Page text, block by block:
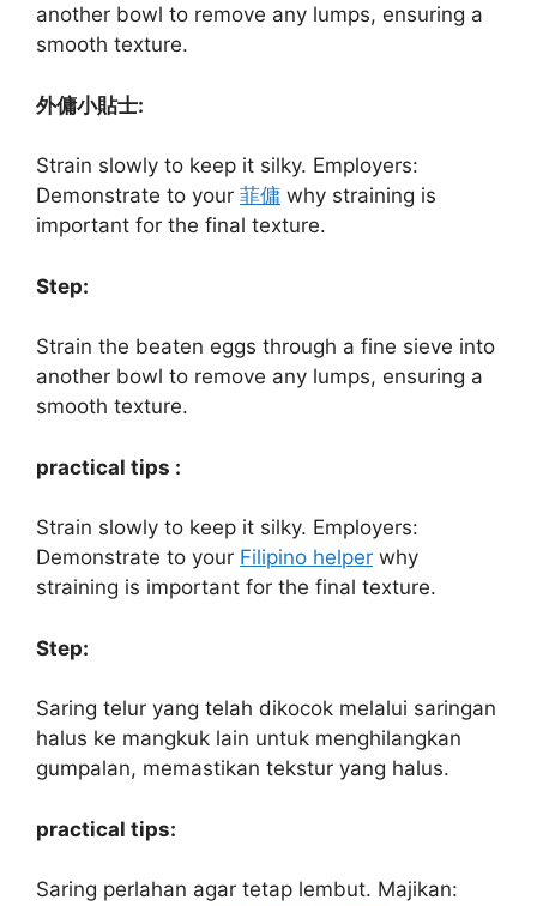
another bowl to remove any lumps, ensuring a
smooth texture.
外傭小貼士:
Strain slowly to keep it silky. Employers:
Demonstrate to your 菲傭 why straining is
important for the final texture.
Step:
Strain the beaten eggs through a fine sieve into
another bowl to remove any lumps, ensuring a
smooth texture.
practical tips :
Strain slowly to keep it silky. Employers:
Demonstrate to your Filipino helper why
straining is important for the final texture.
Step:
Saring telur yang telah dikocok melalui saringan
halus ke mangkuk lain untuk menghilangkan
gumpalan, memastikan tekstur yang halus.
practical tips:
Saring perlahan agar tetap lembut. Majikan: